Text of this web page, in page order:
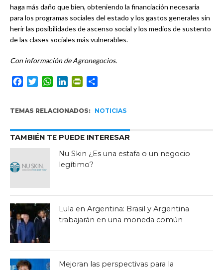
haga más daño que bien, obteniendo la financiación necesaria
para los programas sociales del estado y los gastos generales sin
herir las posibilidades de ascenso social y los medios de sustento
de las clases sociales más vulnerables.
Con información de Agronegocios.
Facebook
TwitterWhatsApp
LinkedInPrintFriendly
TEMAS RELACIONADOS: NOTICIAS
TAMBIÉN TE PUEDE INTERESAR
Nu Skin ¿Es una estafa o un negocio
legítimo?
Lula en Argentina: Brasil y Argentina
trabajarán en una moneda común
Mejoran las perspectivas para la